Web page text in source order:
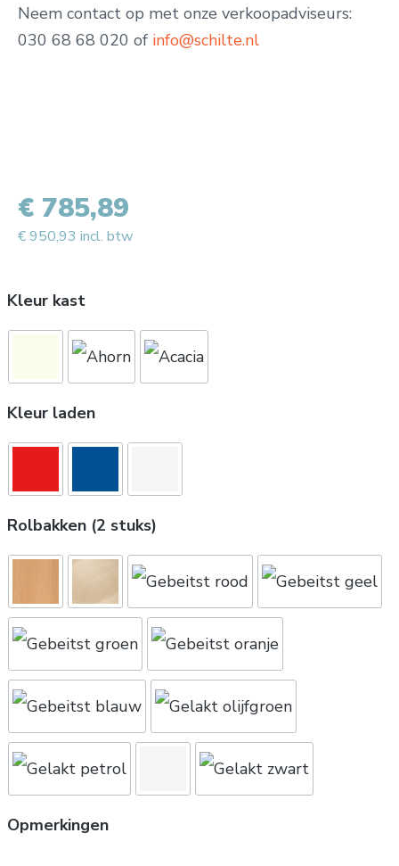
Neem contact op met onze verkoopadviseurs:
030 68 68 020 of info@schilte.nl
Kleur kast
Kleur laden
Rolbakken (2 stuks)
Opmerkingen
€ 785,89
€ 950,93 incl. btw